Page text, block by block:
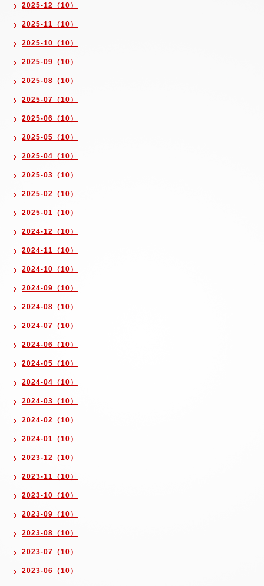
2025-12（10）
2025-11（10）
2025-10（10）
2025-09（10）
2025-08（10）
2025-07（10）
2025-06（10）
2025-05（10）
2025-04（10）
2025-03（10）
2025-02（10）
2025-01（10）
2024-12（10）
2024-11（10）
2024-10（10）
2024-09（10）
2024-08（10）
2024-07（10）
2024-06（10）
2024-05（10）
2024-04（10）
2024-03（10）
2024-02（10）
2024-01（10）
2023-12（10）
2023-11（10）
2023-10（10）
2023-09（10）
2023-08（10）
2023-07（10）
2023-06（10）